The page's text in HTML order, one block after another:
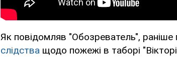
Як повідомляв "Обозреватель",
слідства щодо пожежі в таборі